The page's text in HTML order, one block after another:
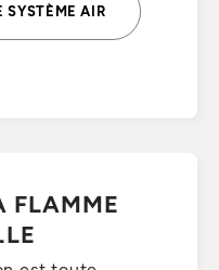
SYSTÈME AIR
FLAMME